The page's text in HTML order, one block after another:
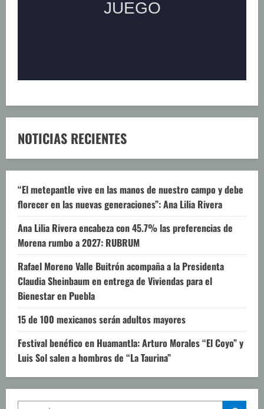
NOTICIAS RECIENTES
“El metepantle vive en las manos de nuestro campo y debe
florecer en las nuevas generaciones”: Ana Lilia Rivera
Ana Lilia Rivera encabeza con 45.7% las preferencias de
Morena rumbo a 2027: RUBRUM
Rafael Moreno Valle Buitrón acompaña a la Presidenta
Claudia Sheinbaum en entrega de Viviendas para el
Bienestar en Puebla
15 de 100 mexicanos serán adultos mayores
Festival benéfico en Huamantla: Arturo Morales “El Coyo” y
Luis Sol salen a hombros de “La Taurina”